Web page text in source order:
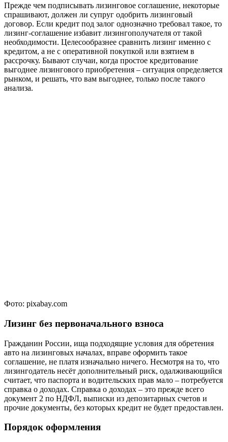
Прежде чем подписывать лизинговое соглашение, некоторые
спрашивают, должен ли супруг одобрить лизинговый
договор. Если кредит под залог однозначно требовал такое, то
лизинг-соглашение избавит лизингополучателя от такой
необходимости. Целесообразнее сравнить лизинг именно с
кредитом, а не с оперативной покупкой или взятием в
рассрочку. Бывают случаи, когда простое кредитование
выгоднее лизингового приобретения – ситуация определяется
рынком, и решать, что вам выгоднее, только после такого
анализа.
Фото: pixabay.com
Лизинг без первоначального взноса
Гражданин России, ища подходящие условия для обретения
авто на лизинговых началах, вправе оформить такое
соглашение, не платя изначально ничего. Несмотря на то, что
лизингодатель несёт дополнительный риск, одалживающийся
считает, что паспорта и водительских прав мало – потребуется
справка о доходах. Справка о доходах – это прежде всего
документ 2 по НДФЛ, выписки из депозитарных счетов и
прочие документы, без которых кредит не будет предоставлен.
Порядок оформления